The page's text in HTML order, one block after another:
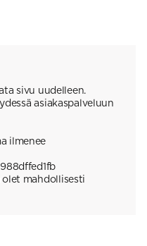
sivu uudelleen.
asiakaspalveluun
ilmenee
mahdollisesti